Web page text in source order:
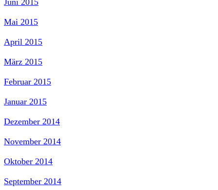
Mai 2015
April 2015
März 2015
Februar 2015
Januar 2015
Dezember 2014
November 2014
Oktober 2014
September 2014